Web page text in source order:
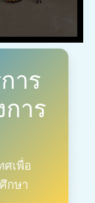
าร
าร
ศเพื่อ
กษา